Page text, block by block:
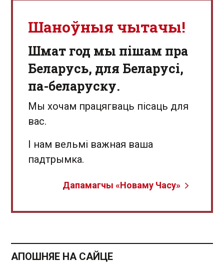
Шаноўныя чытачы!
Шмат год мы пішам пра
Беларусь, для Беларусі,
па-беларуску.
Мы хочам працягваць пісаць для
вас.
І нам вельмі важная ваша
падтрымка.
Дапамагчы «Новаму Часу»
АПОШНЯЕ НА САЙЦЕ